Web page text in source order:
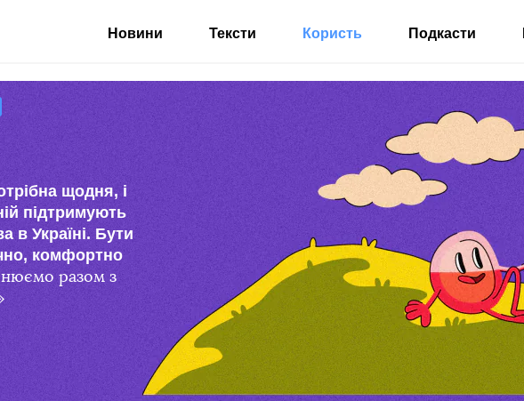
Новини Тексти Користь Подкасти
розділу від «Бабеля»
щодня, і
підтримують
в Україні. Бути
комфортно
разом з